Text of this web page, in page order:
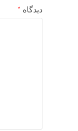
دیدگاه *